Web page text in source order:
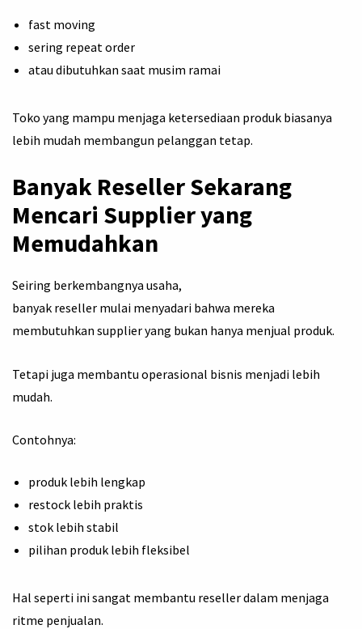
fast moving
sering repeat order
atau dibutuhkan saat musim ramai
Toko yang mampu menjaga ketersediaan produk biasanya
lebih mudah membangun pelanggan tetap.
Banyak Reseller Sekarang
Mencari Supplier yang
Memudahkan
Seiring berkembangnya usaha,
banyak reseller mulai menyadari bahwa mereka
membutuhkan supplier yang bukan hanya menjual produk.
Tetapi juga membantu operasional bisnis menjadi lebih
mudah.
Contohnya:
produk lebih lengkap
restock lebih praktis
stok lebih stabil
pilihan produk lebih fleksibel
Hal seperti ini sangat membantu reseller dalam menjaga
ritme penjualan.